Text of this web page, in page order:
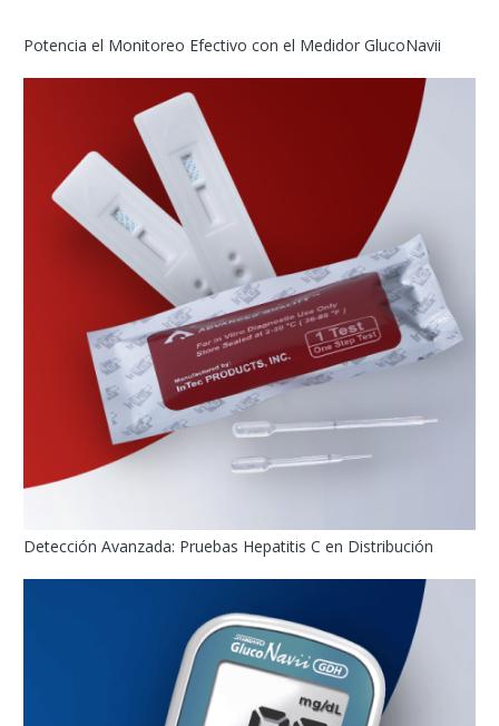
Potencia el Monitoreo Efectivo con el Medidor GlucoNavii
Detección Avanzada: Pruebas Hepatitis C en Distribución